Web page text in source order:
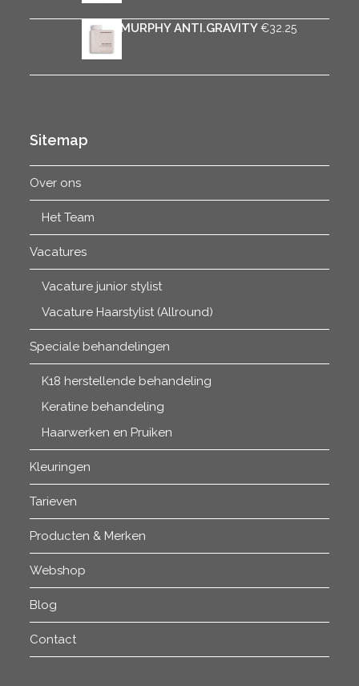
KEVIN.MURPHY ANTI.GRAVITY €32.25
Sitemap
Over ons
Het Team
Vacatures
Vacature junior stylist
Vacature Haarstylist (Allround)
Speciale behandelingen
K18 herstellende behandeling
Keratine behandeling
Haarwerken en Pruiken
Kleuringen
Tarieven
Producten & Merken
Webshop
Blog
Contact